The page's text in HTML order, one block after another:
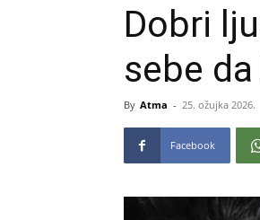
Dobri
sebe
By Atma - 25. ožujka 2026.
Facebook